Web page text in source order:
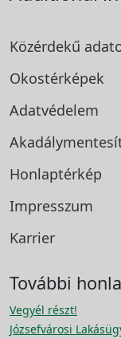
Közérdekű
Okostérképek
Adatvédelem
Honlaptérkép
Impresszum
Karrier
További
Vegyél részt!
Józsefvárosi